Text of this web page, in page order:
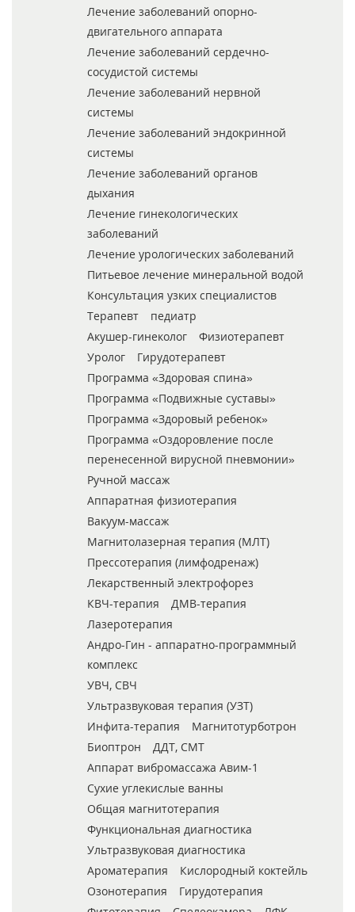
Лечение заболеваний опорно-
двигательного аппарата
Лечение заболеваний сердечно-
сосудистой системы
Лечение заболеваний нервной
системы
Лечение заболеваний эндокринной
системы
Лечение заболеваний органов
дыхания
Лечение гинекологических
заболеваний
Лечение урологических заболеваний
Питьевое лечение минеральной водой
Консультация узких специалистов
Терапевт
педиатр
Акушер-гинеколог
Физиотерапевт
Уролог
Гирудотерапевт
Программа «Здоровая спина»
Программа «Подвижные суставы»
Программа «Здоровый ребенок»
Программа «Оздоровление после
перенесенной вирусной пневмонии»
Ручной массаж
Аппаратная физиотерапия
Вакуум-массаж
Магнитолазерная терапия (МЛТ)
Прессотерапия (лимфодренаж)
Лекарственный электрофорез
КВЧ-терапия
ДМВ-терапия
Лазеротерапия
Андро-Гин - аппаратно-программный
комплекс
УВЧ, СВЧ
Ультразвуковая терапия (УЗТ)
Инфита-терапия
Магнитотурботрон
Биоптрон
ДДТ, СМТ
Аппарат вибромассажа Авим-1
Сухие углекислые ванны
Общая магнитотерапия
Функциональная диагностика
Ультразвуковая диагностика
Ароматерапия
Кислородный коктейль
Озонотерапия
Гирудотерапия